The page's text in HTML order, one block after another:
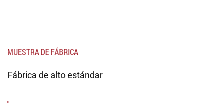
MUESTRA DE FÁBRICA
Fábrica de alto estándar